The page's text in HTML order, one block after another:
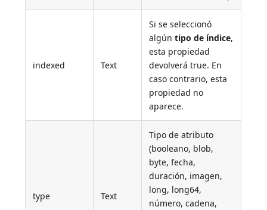
indexed Text
Si se seleccionó
algúntipo de índice,
esta propiedad
devolverá true. En
caso contrario, esta
propiedad no
aparece.
type Text
Tipo de atributo
(booleano, blob,
byte, fecha,
duración, imagen,
long, long64,
número, cadena,